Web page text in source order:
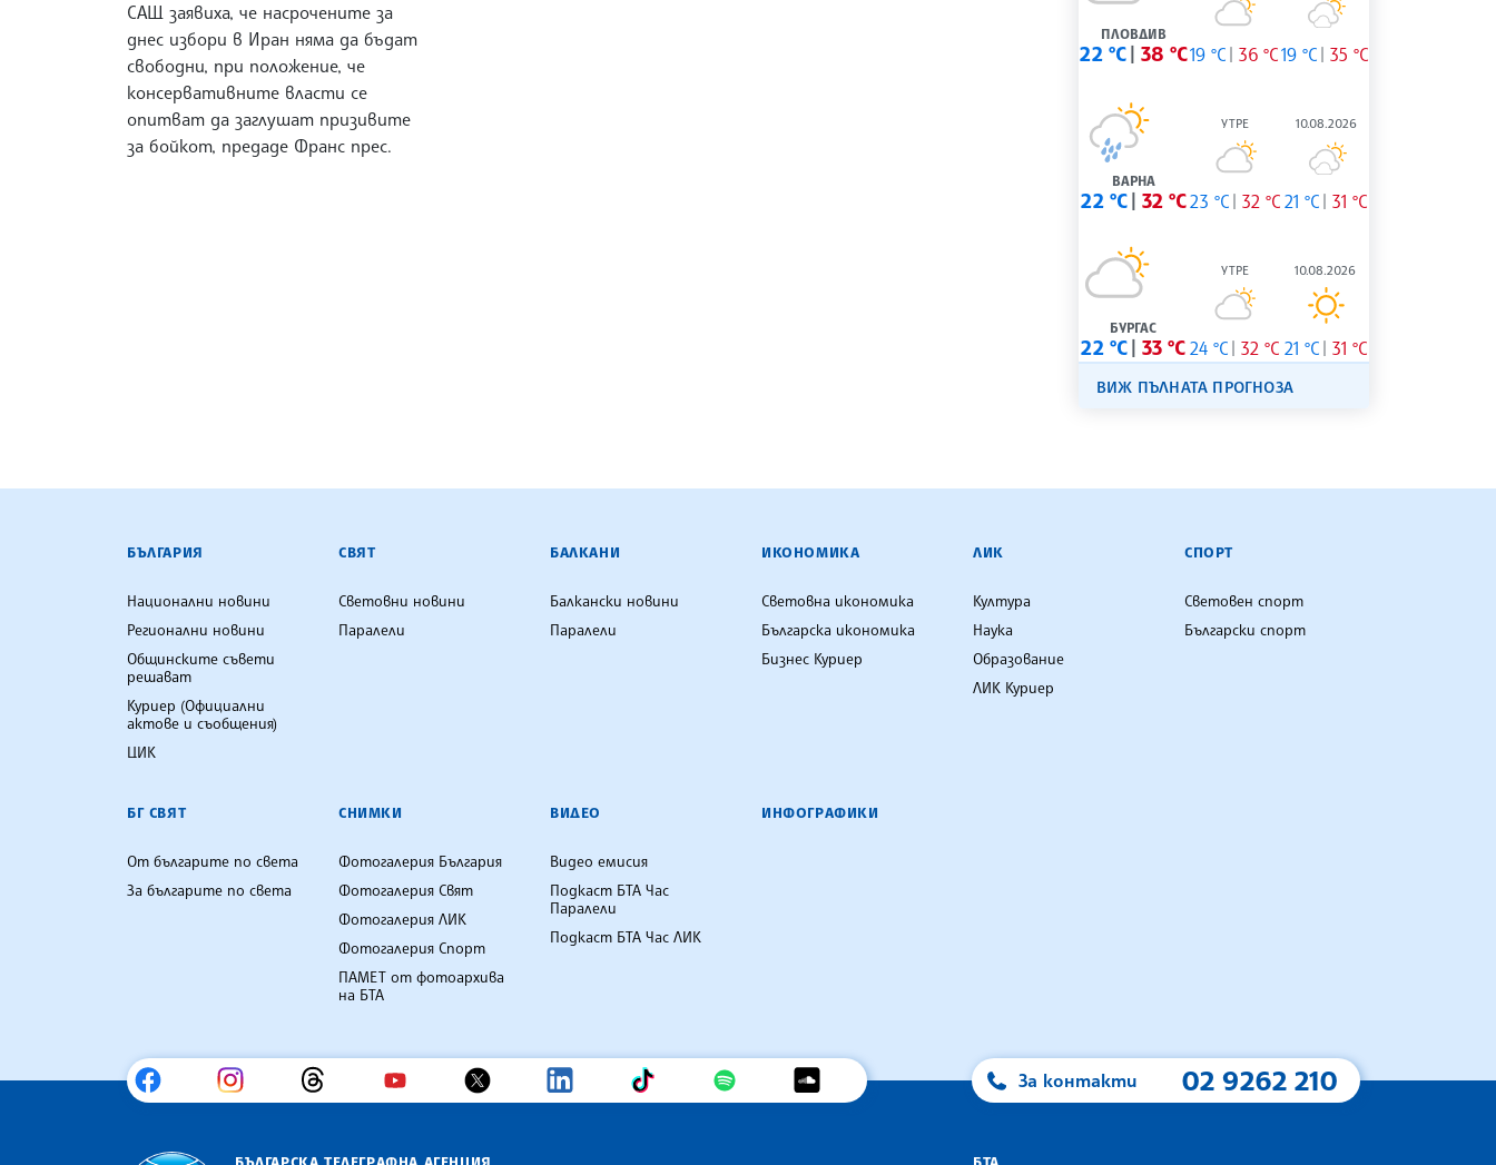
САЩ заявиха, че насрочените за
днес избори в Иран няма да бъдат
свободни, при положение, че
консервативните власти се
опитват да заглушат призивите
за бойкот, предаде Франс прес.
ПЛОВДИВ
22 °C 38 °C19 °C 36 °C19 °C 35 °C
ВАРНА
22 °C 32 °C
УТРЕ
23 °C 32 °C
10.08.2026
21 °C 31 °C
БУРГАС
22 °C 33 °C
УТРЕ
24 °C 32 °C
10.08.2026
21 °C 31 °C
ВИЖ ПЪЛНАТА ПРОГНОЗА
БЪЛГАРСКА ТЕЛЕГРАФНА АГЕНЦИЯ
БЪЛГАРИЯ
Национални новини
Регионални новини
Общинските съвети
решават
Куриер (Официални
актове и съобщения)
ЦИК
СВЯТ
Световни новини
Паралели
БАЛКАНИ
Балкански новини
Паралели
ИКОНОМИКА
Световна икономика
Българска икономика
Бизнес Куриер
ЛИК
Култура
Наука
Образование
ЛИК Куриер
СПОРТ
Световен спорт
Български спорт
БГ СВЯТ
От българите по света
За българите по света
СНИМКИ
Фотогалерия България
Фотогалерия Свят
Фотогалерия ЛИК
Фотогалерия Спорт
ПАМЕТ от фотоархива
на БТА
ВИДЕО
Видео емисия
Подкаст БТА Час
Паралели
Подкаст БТА Час ЛИК
ИНФОГРАФИКИ
За контакти 02 9262 210